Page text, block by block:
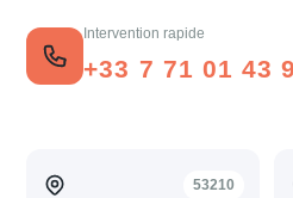
Intervention rapide
+33 7 71 01 43
53210